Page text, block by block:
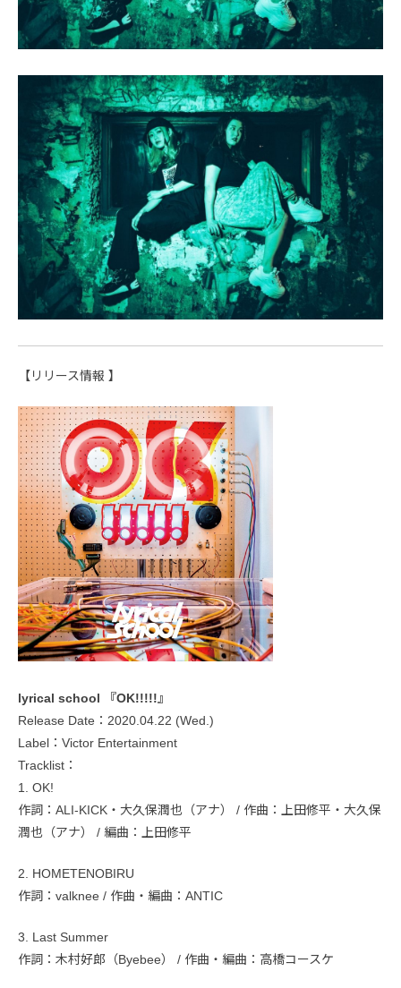
【リリース情報 】
lyrical school 『OK!!!!!』
Release Date：2020.04.22 (Wed.)
Label：Victor Entertainment
Tracklist：
1. OK!
作詞：ALI-KICK・大久保潤也（アナ） / 作曲：上田修平・大久保
潤也（アナ） / 編曲：上田修平
2. HOMETENOBIRU
作詞：valknee / 作曲・編曲：ANTIC
3. Last Summer
作詞：木村好郎（Byebee） / 作曲・編曲：高橋コースケ